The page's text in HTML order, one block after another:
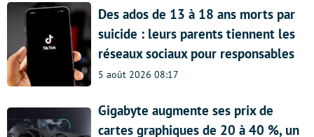
Des ados de 13 à 18 ans morts par
suicide : leurs parents tiennent les
réseaux sociaux pour responsables
5 août 2026 08:17
Gigabyte augmente ses prix de
cartes graphiques de 20 à 40 %, un